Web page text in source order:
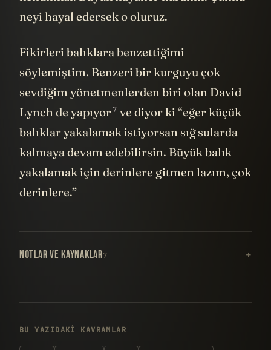
neyi hayal edersek o oluruz.
Fikirleri balıklara benzettiğimi
söylemiştim. Benzeri bir kurguyu çok
sevdiğim yönetmenlerden biri olan David
Lynch de yapıyor7 ve diyor ki “eğer küçük
balıklar yakalamak istiyorsan sığ sularda
kalmaya devam edebilirsin. Büyük balık
yakalamak için derinlere gitmen lazım, çok
derinlere.”
NOTLAR VE KAYNAKLAR7
BU YAZIDAKI KAVRAMLAR